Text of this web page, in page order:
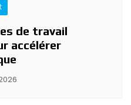
de travail
accélérer